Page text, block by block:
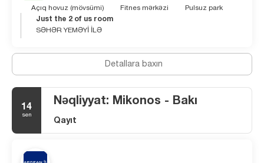
Açıq hovuz (mövsümi)
Fitnes mərkəzi
Pulsuz park
Just the 2 of us room
SƏHƏR YEMƏYİ İLƏ
Detallara baxın
14
sen
Nəqliyyat: Mikonos - Bakı
Qayıt